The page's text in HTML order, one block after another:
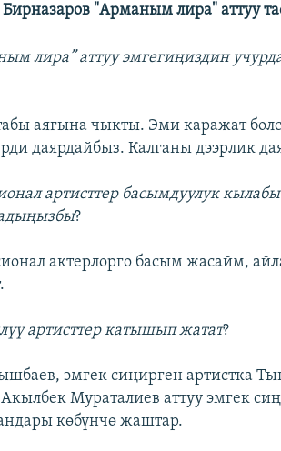
"Арманым лира" аттуу
лира” аттуу эмгегиңиздин
аягына чыкты. Эми каражат
даярдайбыз. Калганы дээрлик
артисттер басымдуулук
?
актерлорго басым жасайм,
артисттер катышып жатат?
эмгек сиңирген артистка
Мураталиев аттуу эмгек
көбүнчө жаштар.